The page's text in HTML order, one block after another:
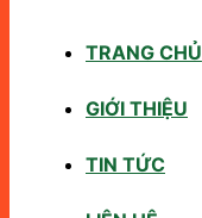
TRANG CHỦ
GIỚI THIỆU
TIN TỨC